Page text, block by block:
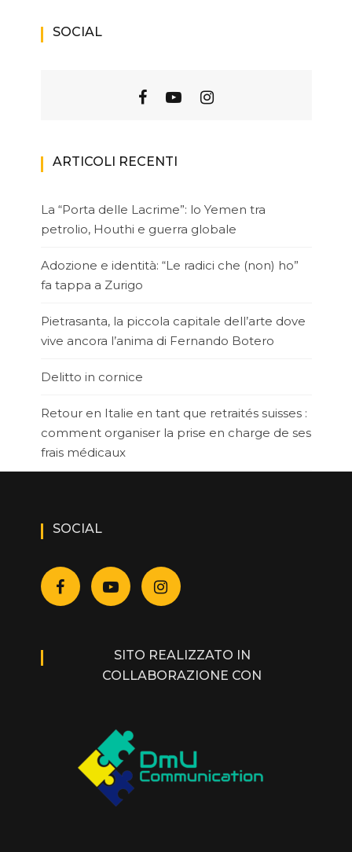
SOCIAL
ARTICOLI RECENTI
La “Porta delle Lacrime”: lo Yemen tra
petrolio, Houthi e guerra globale
Adozione e identità: “Le radici che (non) ho”
fa tappa a Zurigo
Pietrasanta, la piccola capitale dell’arte dove
vive ancora l’anima di Fernando Botero
Delitto in cornice
Retour en Italie en tant que retraités suisses :
comment organiser la prise en charge de ses
frais médicaux
SOCIAL
SITO REALIZZATO IN
COLLABORAZIONE CON